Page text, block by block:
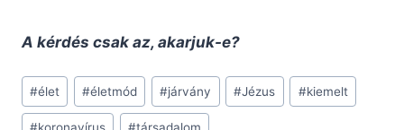
A kérdés csak az, akarjuk-e?
Post
Tags:
#élet #életmód #járvány #Jézus #kiemelt